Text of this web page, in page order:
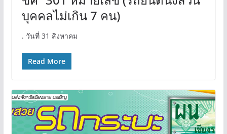
บุคคลไม่เกิน 7 คน)
. วันที่ 31 สิงหาคม
Read More